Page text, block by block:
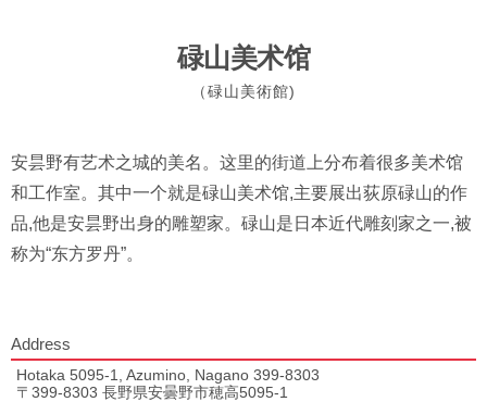
碌山美术馆
（碌山美術館)
安昙野有艺术之城的美名。这里的街道上分布着很多美术馆
和工作室。其中一个就是碌山美术馆,主要展出荻原碌山的作
品,他是安昙野出身的雕塑家。碌山是日本近代雕刻家之一,被
称为“东方罗丹”。
Address
Hotaka 5095-1, Azumino, Nagano 399-8303
〒399-8303 長野県安曇野市穂高5095-1